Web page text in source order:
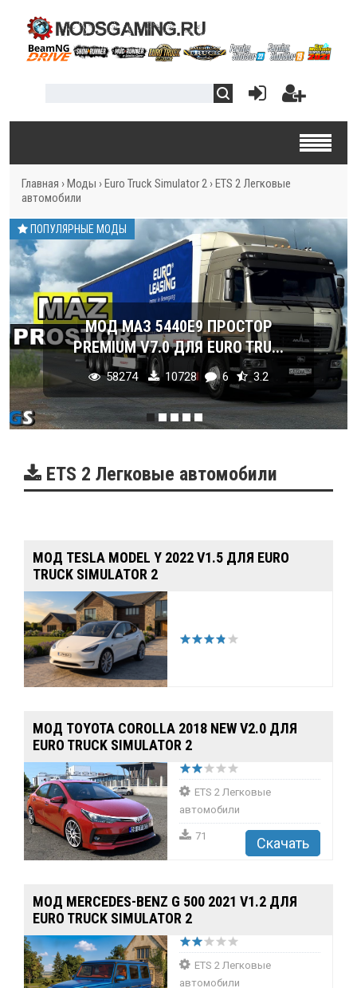
Главная › Моды › Euro Truck Simulator 2 › ETS 2 Легковые
автомобили
ПОПУЛЯРНЫЕ МОДЫ
МОД МАЗ 5440E9 ПРОСТОР
PREMIUM V7.0 ДЛЯ EURO TRU...
58274 10728 6 3.2
ETS 2 Легковые автомобили
МОД TESLA MODEL Y 2022 V1.5 ДЛЯ EURO
TRUCK SIMULATOR 2
МОД TOYOTA COROLLA 2018 NEW V2.0 ДЛЯ
EURO TRUCK SIMULATOR 2
ETS 2 Легковые
автомобили
71 Скачать
МОД MERCEDES-BENZ G 500 2021 V1.2 ДЛЯ
EURO TRUCK SIMULATOR 2
ETS 2 Легковые
автомобили